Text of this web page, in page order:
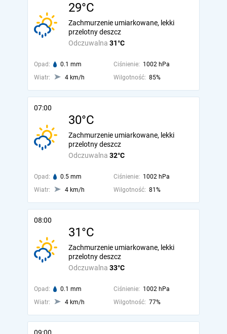
29°C
Odczuwalna 31°C
Zachmurzenie umiarkowane, lekki
przelotny deszcz
Opad: 0.1 mm Ciśnienie: 1002 hPa
Wiatr:
4 km/h Wilgotność: 85%
07:00
30°C
Odczuwalna 32°C
Zachmurzenie umiarkowane, lekki
przelotny deszcz
Opad: 0.5 mm Ciśnienie: 1002 hPa
Wiatr:
4 km/h Wilgotność: 81%
08:00
31°C
Odczuwalna 33°C
Zachmurzenie umiarkowane, lekki
przelotny deszcz
Opad: 0.1 mm Ciśnienie: 1002 hPa
Wiatr:
4 km/h Wilgotność: 77%